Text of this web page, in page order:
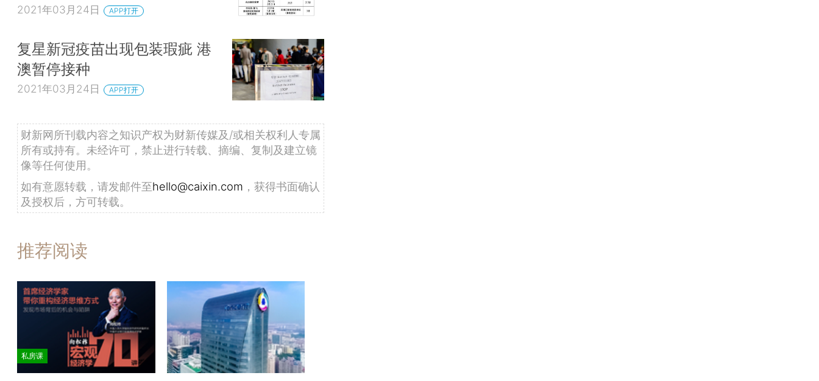
2021年03月24日 APP打开
复星新冠疫苗出现包装瑕疵 港
澳暂停接种
2021年03月24日 APP打开
财新网所刊载内容之知识产权为财新传媒及/或相关权利人专属
所有或持有。未经许可，禁止进行转载、摘编、复制及建立镜
像等任何使用。
如有意愿转载，请发邮件至hello@caixin.com ，获得书面确认
及授权后，方可转载。
推荐阅读
私房课